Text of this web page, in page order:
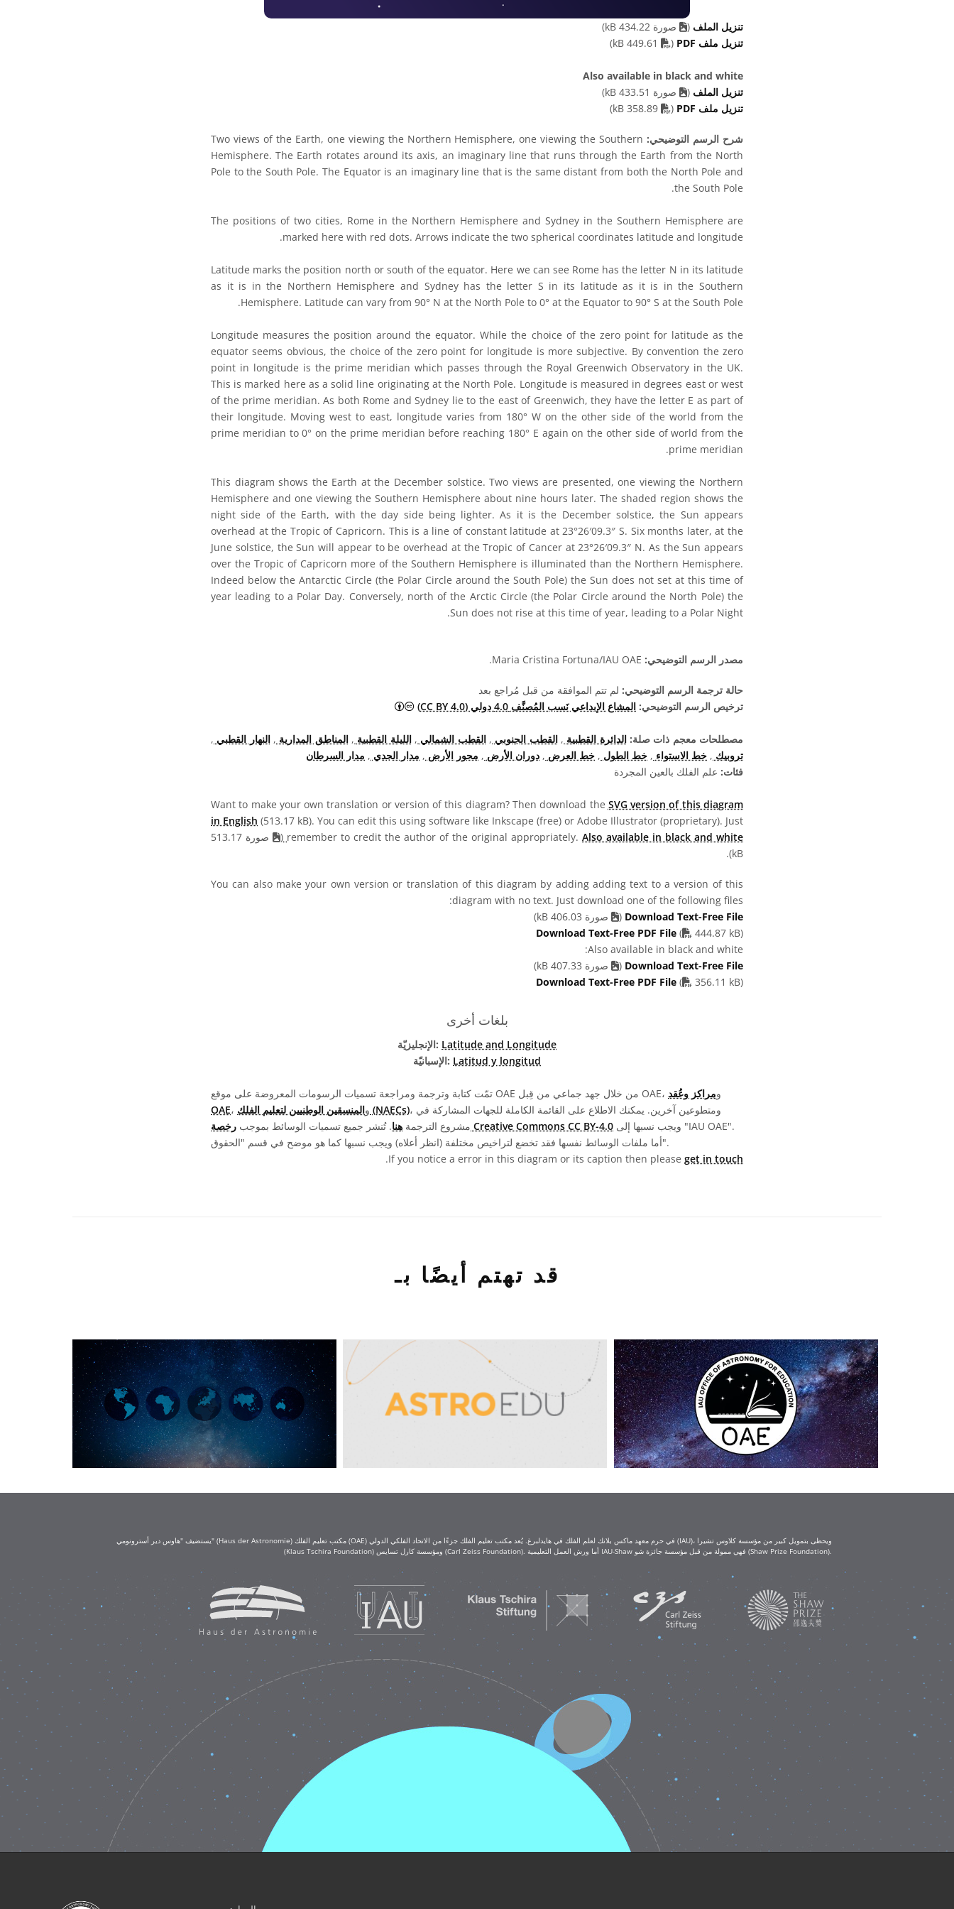
تنزيل الملف (
صورة 434.22 kB)
تنزيل ملف PDF
(
PDF file
Also available in black and white
تنزيل الملف (
صورة 433.51 kB)
تنزيل ملف PDF
(
PDF file
شرح الرسم التوضيحي: Two views of the Earth, one viewing the Northern Hemisphere, one viewing the Southern
Hemisphere. The Earth rotates around its axis, an imaginary line that runs through the Earth from the North
Pole to the South Pole. The Equator is an imaginary line that is the same distant from both the North Pole and
the South Pole.
The positions of two cities, Rome in the Northern Hemisphere and Sydney in the Southern Hemisphere are
marked here with red dots. Arrows indicate the two spherical coordinates latitude and longitude.
Latitude marks the position north or south of the equator. Here we can see Rome has the letter N in its latitude
as it is in the Northern Hemisphere and Sydney has the letter S in its latitude as it is in the Southern
Hemisphere. Latitude can vary from 90° N at the North Pole to 0° at the Equator to 90° S at the South Pole.
Longitude measures the position around the equator. While the choice of the zero point for latitude as the
equator seems obvious, the choice of the zero point for longitude is more subjective. By convention the zero
point in longitude is the prime meridian which passes through the Royal Greenwich Observatory in the UK.
This is marked here as a solid line originating at the North Pole. Longitude is measured in degrees east or west
of the prime meridian. As both Rome and Sydney lie to the east of Greenwich, they have the letter E as part of
their longitude. Moving west to east, longitude varies from 180° W on the other side of the world from the
prime meridian to 0° on the prime meridian before reaching 180° E again on the other side of world from the
prime meridian.
This diagram shows the Earth at the December solstice. Two views are presented, one viewing the Northern
Hemisphere and one viewing the Southern Hemisphere about nine hours later. The shaded region shows the
night side of the Earth, with the day side being lighter. As it is the December solstice, the Sun appears
overhead at the Tropic of Capricorn. This is a line of constant latitude at 23°26′09.3″ S. Six months later, at the
June solstice, the Sun will appear to be overhead at the Tropic of Cancer at 23°26′09.3″ N. As the Sun appears
over the Tropic of Capricorn more of the Southern Hemisphere is illuminated than the Northern Hemisphere.
Indeed below the Antarctic Circle (the Polar Circle around the South Pole) the Sun does not set at this time of
year leading to a Polar Day. Conversely, north of the Arctic Circle (the Polar Circle around the North Pole) the
Sun does not rise at this time of year, leading to a Polar Night.
مصدر الرسم التوضيحي:
حالة ترجمة الرسم التوضيحي: لم تتم الموافقة من قبل مُراجع بعد
ترخيص الرسم التوضيحي: المشاع الإبداعي نَسب المُصنَّف 4.0 دولي (CC BY 4.0) المشاع الإبداعي نَسب المُصنَّف 4.0 دولي (CC BY 4.0) أيقونات
مصطلحات معجم ذات صلة: الدائرة القطبية ,القطب الجنوبي ,القطب الشمالي ,الليلة القطبية ,المناطق المدارية ,النهار القطبي ,
تروبيك , خط الاستواء , خط الطول , خط العرض , دوران الأرض , محور الأرض , مدار الجدي , مدار السرطان
فئات: علم الفلك بالعين المجردة
Want to make your own translation or version of this diagram? Then download the SVG version of this diagram
in English (513.17 kB). You can edit this using software like Inkscape (free) or Adobe Illustrator (proprietary). Just
remember to credit the author of the original appropriately. Also available in black and white
(
صورة 513.17
kB).
You can also make your own version or translation of this diagram by adding adding text to a version of this
diagram with no text. Just download one of the following files:
Download Text-Free File
(
صورة 406.03 kB)
Download Text-Free PDF File (
PDF file 444.87 kB)
Also available in black and white:
Download Text-Free File
(
صورة 407.33 kB)
Download Text-Free PDF File (
PDF file 356.11 kB)
بلغات أخرى
الإنجليزيّة: Latitude and Longitude
الإسبانيّة: Latitud y longitud
تمّت كتابة وترجمة ومراجعة تسميات الرسومات المعروضة على موقع OAE من خلال جهد جماعي من قِبل OAE، ومراكز وعُقد
OAE
، و المنسقين الوطنيين لتعليم الفلك (NAECs)، ومتطوعين آخرين. يمكنك الاطلاع على القائمة الكاملة للجهات المشاركة في
مشروع الترجمة هنا. تُنشر جميع تسميات الوسائط بموجب رخصة Creative Commons CC BY-4.0
أما ملفات الوسائط نفسها فقد تخضع لتراخيص مختلفة (انظر أعلاه) ويجب نسبها كما هو موضح في قسم "الحقوق".
If you notice a error in this diagram or its caption then please get in touch
.
قد تهتم أيضًا بـ
يستضيف "هاوس دير أسترونومي" (Haus der Astronomie) مكتب تعليم الفلك (OAE) في حرم معهد ماكس بلانك لعلم الفلك في هايدلبرغ. يُعد مكتب تعليم الفلك جزءًا من الاتحاد الفلكي الدولي (IAU)، ويحظى بتمويل كبير من مؤسسة كلاوس تشيرا
(Klaus Tschira Foundation) ومؤسسة كارل تسايس (Carl Zeiss Foundation). أما ورش العمل التعليمية IAU-Shaw فهي ممولة من قبل مؤسسة جائزة شو (Shaw Prize Foundation).